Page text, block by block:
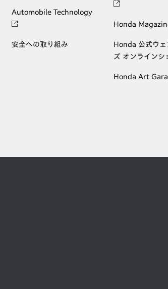
Automobile Technology
安全への取り組み
Honda
Honda 公式ウェ
ズ オンラインシ
Honda Art